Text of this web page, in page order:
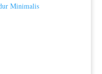
Minimalis